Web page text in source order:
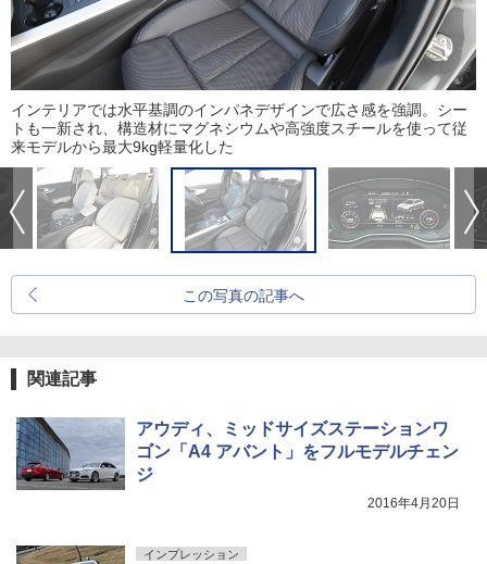
インテリアでは水平基調のインパネデザインで広さ感を強調。シー
トも一新され、構造材にマグネシウムや高強度スチールを使って従
来モデルから最大9kg軽量化した
この写真の記事へ
関連記事
アウディ、ミッドサイズステーションワ
ゴン「A4 アバント」をフルモデルチェン
ジ
2016年4月20日
インプレッション